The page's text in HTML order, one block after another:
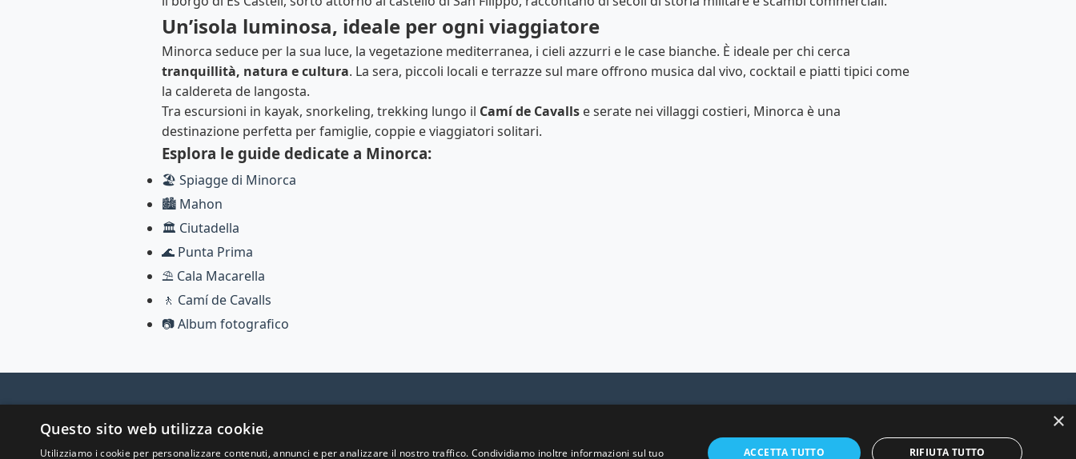
Un’isola luminosa, ideale per ogni viaggiatore
Minorca seduce per la sua luce, la vegetazione mediterranea, i cieli azzurri e le case bianche. È ideale per chi cerca
tranquillità, natura e cultura. La sera, piccoli locali e terrazze sul mare offrono musica dal vivo, cocktail e piatti tipici come
la caldereta de langosta.
Tra escursioni in kayak, snorkeling, trekking lungo il Camí de Cavalls e serate nei villaggi costieri, Minorca è una
destinazione perfetta per famiglie, coppie e viaggiatori solitari.
Esplora le guide dedicate a Minorca:
🏖️ Spiagge di Minorca
🏙️ Mahon
🏛️ Ciutadella
🌊 Punta Prima
⛱️ Cala Macarella
🚶 Camí de Cavalls
📷 Album fotografico
Scopri il mondo con le nostre guide di viaggio complete e aggiornate.
×
Questo sito web utilizza cookie
Utilizziamo i cookie per personalizzare contenuti, annunci e per analizzare il nostro traffico. Condividiamo inoltre informazioni sul tuo ACCETTA TUTTO RIFIUTA TUTTO